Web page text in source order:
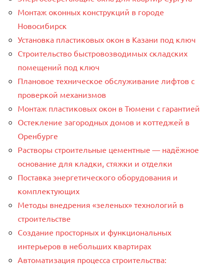
Монтаж оконных конструкций в городе
Новосибирск
Установка пластиковых окон в Казани под ключ
Строительство быстровозводимых складских
помещений под ключ
Плановое техническое обслуживание лифтов с
проверкой механизмов
Монтаж пластиковых окон в Тюмени с гарантией
Остекление загородных домов и коттеджей в
Оренбурге
Растворы строительные цементные — надёжное
основание для кладки, стяжки и отделки
Поставка энергетического оборудования и
комплектующих
Методы внедрения «зеленых» технологий в
строительстве
Создание просторных и функциональных
интерьеров в небольших квартирах
Автоматизация процесса строительства: